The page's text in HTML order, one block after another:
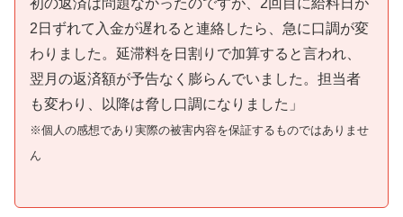
2日ずれて入金が遅れると連絡したら、急に口調が変
わりました。延滞料を日割りで加算すると言われ、
翌月の返済額が予告なく膨らんでいました。担当者
も変わり、以降は脅し口調になりました」
※個人の感想であり実際の被害内容を保証するものではありませ
ん